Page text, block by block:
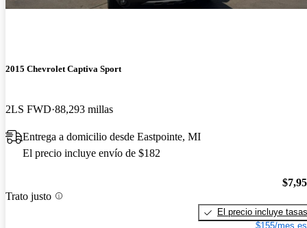
2015 Chevrolet Captiva Sport
2LS FWD 88,293 millas
Entrega a domicilio desde Eastpointe, MI
El precio incluye envío de $182
Trato justo
El precio incluye tasas
$155/mes